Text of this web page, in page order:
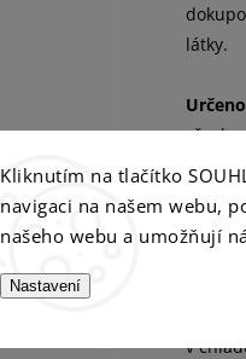
Kliknutím na tlačítko
navigaci na našem webu,
našeho webu a umožňují
Nastavení
látky.
v